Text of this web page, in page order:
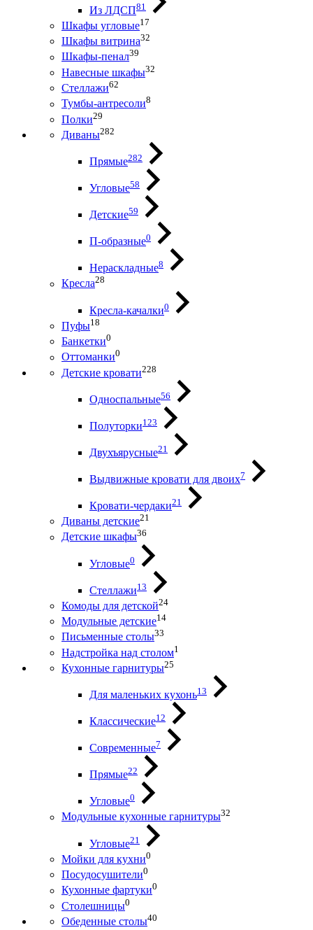
Из ЛДСП81
Шкафы угловые17
Шкафы витрина32
Шкафы-пенал39
Навесные шкафы32
Стеллажи62
Тумбы-антресоли8
Полки29
Диваны282
Прямые282
Угловые58
Детские59
П-образные0
Нераскладные8
Кресла28
Кресла-качалки0
Пуфы18
Банкетки0
Оттоманки0
Детские кровати228
Односпальные56
Полуторки123
Двухъярусные21
Выдвижные кровати для двоих7
Кровати-чердаки21
Диваны детские21
Детские шкафы36
Угловые0
Стеллажи13
Комоды для детской24
Модульные детские14
Письменные столы33
Надстройка над столом1
Кухонные гарнитуры25
Для маленьких кухонь13
Классические12
Современные7
Прямые22
Угловые0
Модульные кухонные гарнитуры32
Угловые21
Мойки для кухни0
Посудосушители0
Кухонные фартуки0
Столешницы0
Обеденные столы40